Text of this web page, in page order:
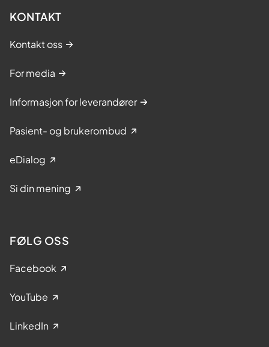
KONTAKT
Kontakt oss
For media
Informasjon for leverandører
Pasient- og brukerombud
eDialog
Si din mening
FØLG OSS
Facebook
YouTube
LinkedIn